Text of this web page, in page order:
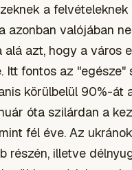
a felvételeknek
azonban valójában
azt, hogy a város
Itt fontos az "egésze"
körülbelül 90%-át
óta szilárdan a
fél éve. Az
részén, illetve